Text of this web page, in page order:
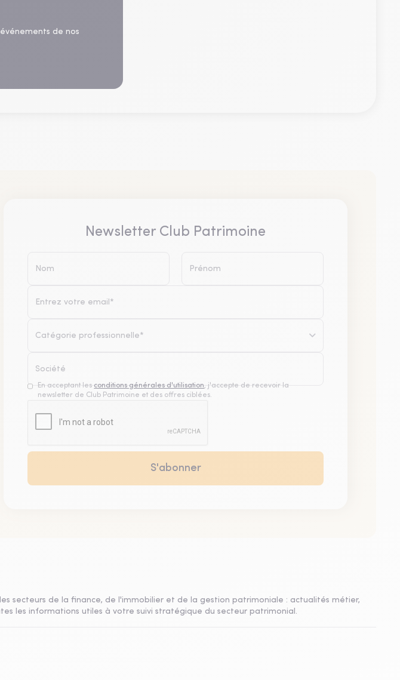
de nos
Newsletter Club Patrimoine
Catégorie professionnelle*
En acceptant les conditions générales d'utilisation, j'accepte de recevoir la
newsletter de Club Patrimoine et des offres ciblées.
secteurs de la finance, de l'immobilier et de la gestion patrimoniale : actualités métier,
les informations utiles à votre suivi stratégique du secteur patrimonial.